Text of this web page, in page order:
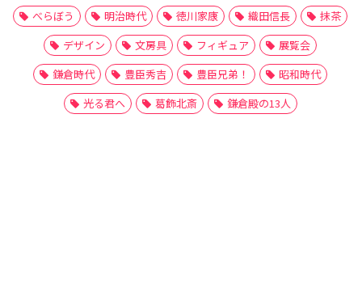
べらぼう
明治時代 徳川家康 織田信長
抹茶
デザイン
文房具 フィギュア
展覧会
鎌倉時代
豊臣秀吉 豊臣兄弟！
昭和時代
光る君へ
葛飾北斎 鎌倉殿の13人